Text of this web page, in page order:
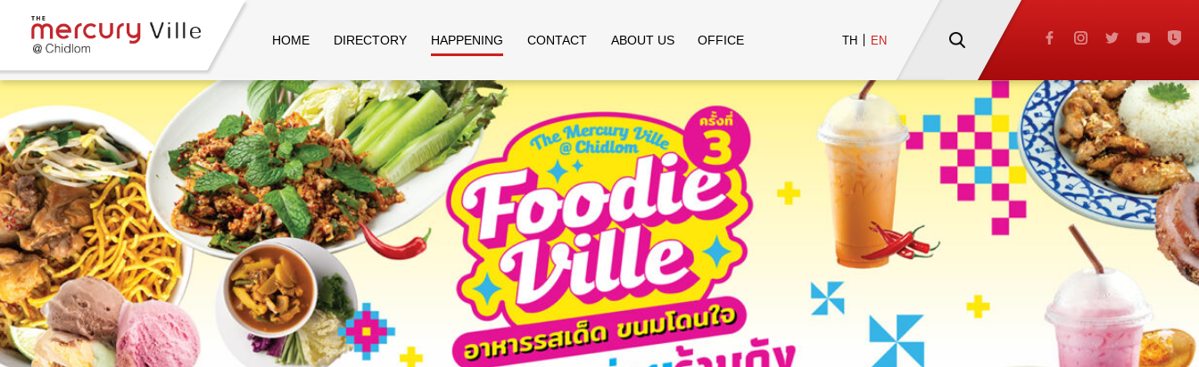
HOME DIRECTORY HAPPENING CONTACT ABOUT US OFFICE TH EN